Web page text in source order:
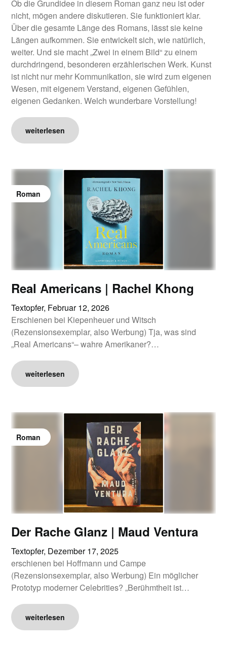
Ob die Grundidee in diesem Roman ganz neu ist oder
nicht, mögen andere diskutieren. Sie funktioniert klar.
Über die gesamte Länge des Romans, lässt sie keine
Längen aufkommen. Sie entwickelt sich, wie natürlich,
weiter. Und sie macht „Zwei in einem Bild“ zu einem
durchdringend, besonderen erzählerischen Werk. Kunst
ist nicht nur mehr Kommunikation, sie wird zum eigenen
Wesen, mit eigenem Verstand, eigenen Gefühlen,
eigenen Gedanken. Welch wunderbare Vorstellung!
weiterlesen
Roman
Real Americans | Rachel Khong
Textopfer, Februar 12, 2026
Erschienen bei Kiepenheuer und Witsch
(Rezensionsexemplar, also Werbung) Tja, was sind
„Real Americans“– wahre Amerikaner?…
weiterlesen
Roman
Der Rache Glanz | Maud Ventura
Textopfer, Dezember 17, 2025
erschienen bei Hoffmann und Campe
(Rezensionsexemplar, also Werbung) Ein möglicher
Prototyp moderner Celebrities? „Berühmtheit ist…
weiterlesen